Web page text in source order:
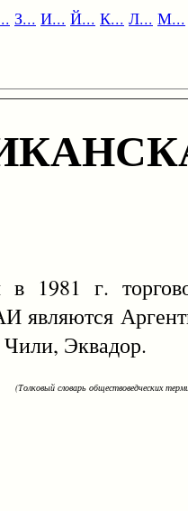
З... И... Й... К... Л... М...
являются
Эквадор.
(Толковый словарь обществоведческих